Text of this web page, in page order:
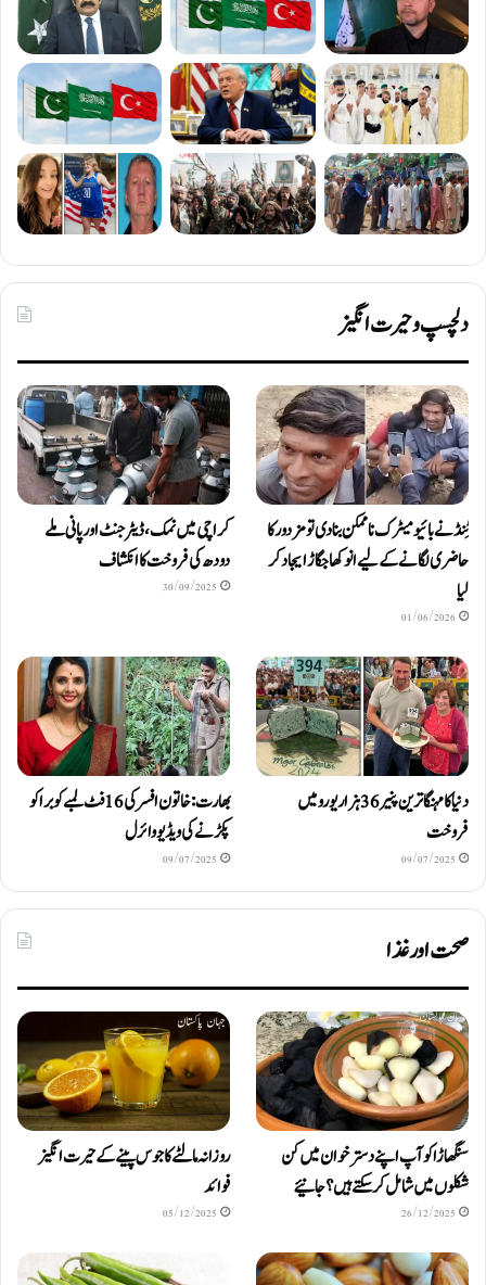
دلچسپ و حیرت انگیز
ٹِنڈ نے بائیومیٹرک ناممکن بنا دی تو مزدور کا
حاضری لگانے کے لیے انوکھا جگاڑ ایجاد کر
لیا
01/06/2026
کراچی میں نمک، ڈیٹرجنٹ اور پانی ملے
دودھ کی فروخت کا انکشاف
30/09/2025
دنیا کا مہنگا ترین پنیر 36 ہزار یورو میں
فروخت
09/07/2025
بھارت: خاتون افسر کی 16 فٹ لمبے کوبرا کو
پکڑنے کی ویڈیو وائرل
09/07/2025
صحت اور غذا
سنگھاڑا کو آپ اپنے دستر خوان میں کن
شکلوں میں شامل کرسکتے ہیں ؟ جانیئے
26/12/2025
روزانہ مالٹے کا جوس پینے کے حیرت انگیز
فوائد
05/12/2025